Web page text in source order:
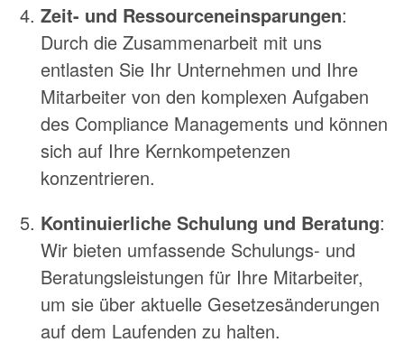
Zeit- und Ressourceneinsparungen:
Durch die Zusammenarbeit mit uns
entlasten Sie Ihr Unternehmen und Ihre
Mitarbeiter von den komplexen Aufgaben
des Compliance Managements und können
sich auf Ihre Kernkompetenzen
konzentrieren.
Kontinuierliche Schulung und Beratung:
Wir bieten umfassende Schulungs- und
Beratungsleistungen für Ihre Mitarbeiter,
um sie über aktuelle Gesetzesänderungen
auf dem Laufenden zu halten.